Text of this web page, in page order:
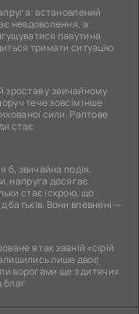
встановлений
невдоволення, а
павутина
тримати ситуацію
зростав у звичайному
тече зовсім інше
сили. Раптове
стає
б, звичайна подія,
напруга досягає
стає іскрою, що
Вони впевнені —
в так званій «сірій
лише двоє
ворогами ще з дитячих
благ